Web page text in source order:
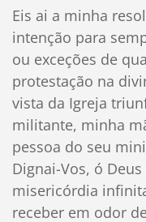
Eis ai a minha
intenção para
ou exceções de
protestação na
vista da Igreja
militante, minha
pessoa do seu
Dignai-Vos, ó
misericórdia
receber em odor